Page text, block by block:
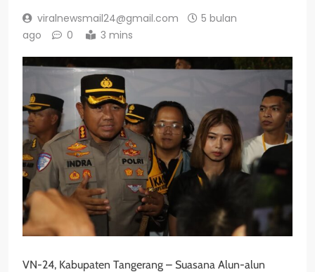
viralnewsmail24@gmail.com
5 bulan
ago
0 3 mins
VN-24, Kabupaten Tangerang – Suasana Alun-alun